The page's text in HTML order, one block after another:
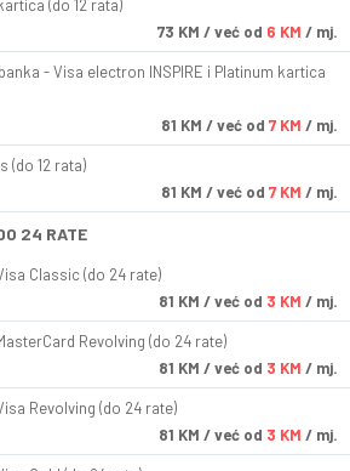
(do 12 rata)
73 KM / već od 6 KM / mj.
- Visa electron INSPIRE i Platinum kartica
81 KM / već od 7 KM / mj.
(do 12 rata)
81 KM / već od 7 KM / mj.
24 RATE
Classic (do 24 rate)
81 KM / već od 3 KM / mj.
Revolving (do 24 rate)
81 KM / već od 3 KM / mj.
Revolving (do 24 rate)
81 KM / već od 3 KM / mj.